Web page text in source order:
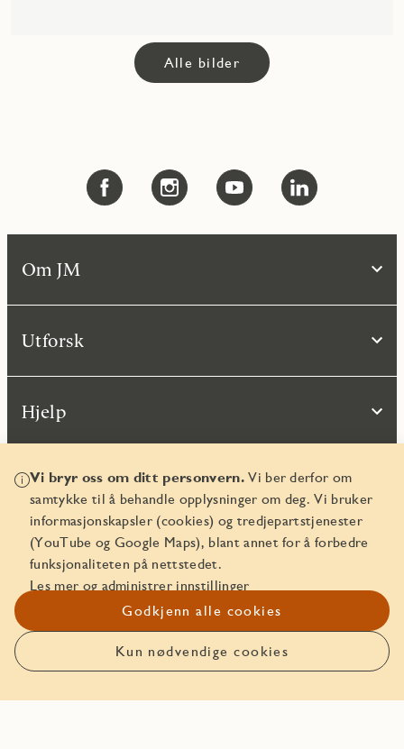
Alle bilder
Vi bryr oss om ditt personvern.Vi ber derfor om
samtykke til å behandle opplysninger om deg. Vi bruker
informasjonskapsler (cookies) og tredjepartstjenester
(YouTube og Google Maps), blant annet for å forbedre
funksjonaliteten på nettstedet.
Les mer og administrer innstillinger
Godkjenn alle cookies
Kun nødvendige cookies
Om JM
Utforsk
Hjelp
Organisasjonsnummer 829 350 122